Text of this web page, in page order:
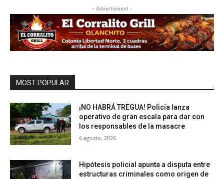
- Advertisment -
MOST POPULAR
¡NO HABRÁ TREGUA! Policía lanza
operativo de gran escala para dar con
los responsables de la masacre
6 agosto, 2026
Hipótesis policial apunta a disputa entre
estructuras criminales como origen de